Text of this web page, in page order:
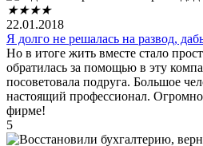
★★★★
22.01.2018
Я долго не решалась на развод,
Но в итоге жить вместе стало
обратилась за помощью в эту
посоветовала подруга. Большое
настоящий профессионал.
фирме!
5